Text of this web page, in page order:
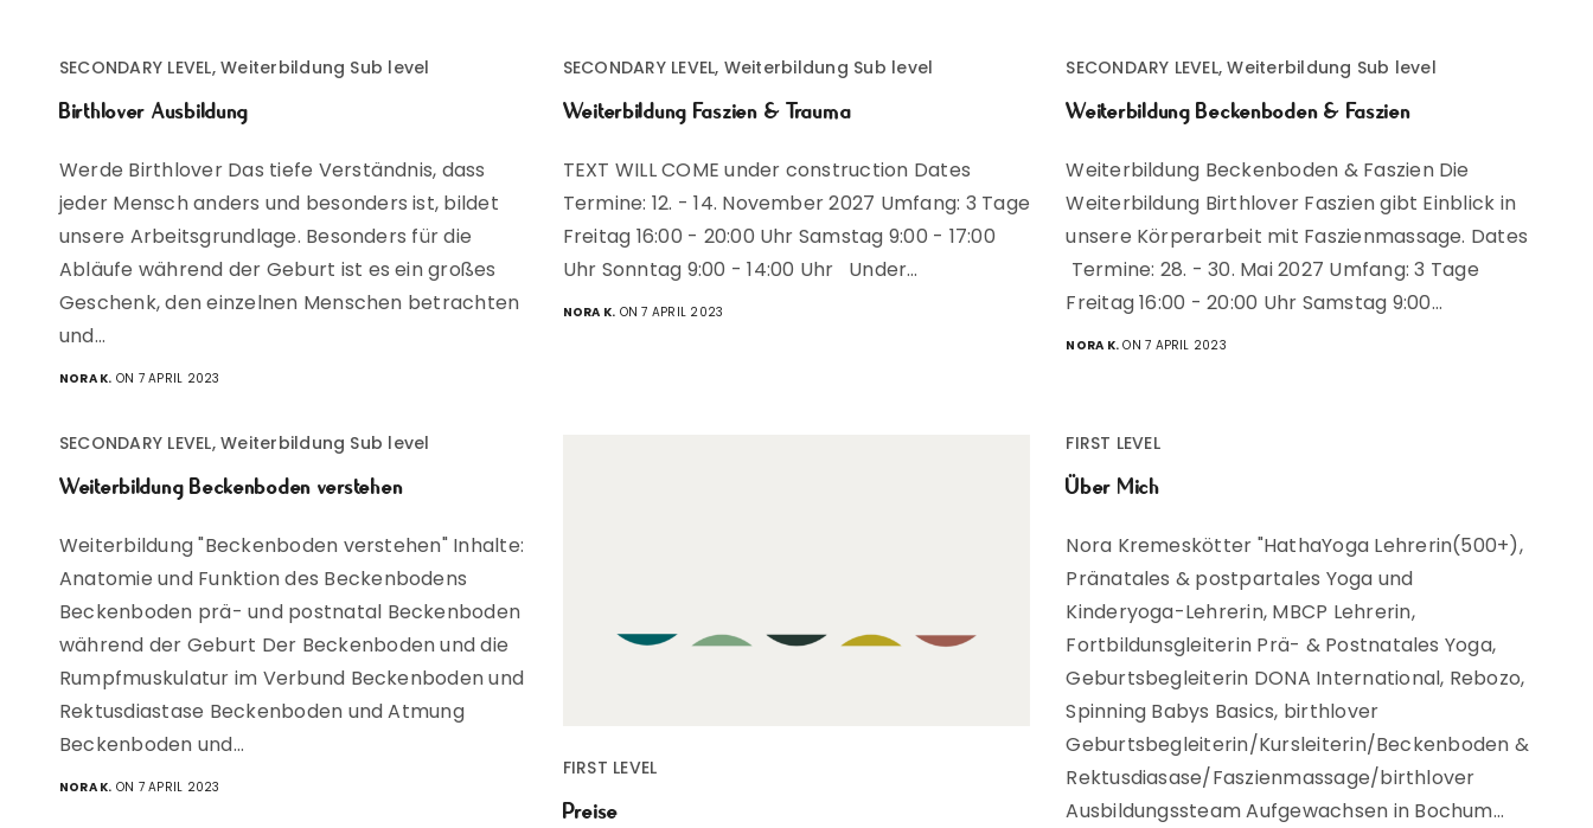
SECONDARY LEVEL, Weiterbildung Sub level
Birthlover Ausbildung
Werde Birthlover Das tiefe Verständnis, dass
jeder Mensch anders und besonders ist, bildet
unsere Arbeitsgrundlage. Besonders für die
Abläufe während der Geburt ist es ein großes
Geschenk, den einzelnen Menschen betrachten
und…
NORA K. ON 7 APRIL 2023
SECONDARY LEVEL, Weiterbildung Sub level
Weiterbildung Faszien & Trauma
TEXT WILL COME under construction Dates
Termine: 12. - 14. November 2027 Umfang: 3 Tage
Freitag 16:00 - 20:00 Uhr Samstag 9:00 - 17:00
Uhr Sonntag 9:00 - 14:00 Uhr Under…
NORA K. ON 7 APRIL 2023
SECONDARY LEVEL, Weiterbildung Sub level
Weiterbildung Beckenboden & Faszien
Weiterbildung Beckenboden & Faszien Die
Weiterbildung Birthlover Faszien gibt Einblick in
unsere Körperarbeit mit Faszienmassage. Dates
Termine: 28. - 30. Mai 2027 Umfang: 3 Tage
Freitag 16:00 - 20:00 Uhr Samstag 9:00…
NORA K. ON 7 APRIL 2023
SECONDARY LEVEL, Weiterbildung Sub level
Weiterbildung Beckenboden verstehen
Weiterbildung "Beckenboden verstehen" Inhalte:
Anatomie und Funktion des Beckenbodens
Beckenboden prä- und postnatal Beckenboden
während der Geburt Der Beckenboden und die
Rumpfmuskulatur im Verbund Beckenboden und
Rektusdiastase Beckenboden und Atmung
Beckenboden und…
NORA K. ON 7 APRIL 2023
FIRST LEVEL
Preise
FIRST LEVEL
Über Mich
Nora Kremeskötter "HathaYoga Lehrerin(500+),
Pränatales & postpartales Yoga und
Kinderyoga-Lehrerin, MBCP Lehrerin,
Fortbildunsgleiterin Prä- & Postnatales Yoga,
Geburtsbegleiterin DONA International, Rebozo,
Spinning Babys Basics, birthlover
Geburtsbegleiterin/Kursleiterin/Beckenboden &
Rektusdiasase/Faszienmassage/birthlover
Ausbildungssteam Aufgewachsen in Bochum…